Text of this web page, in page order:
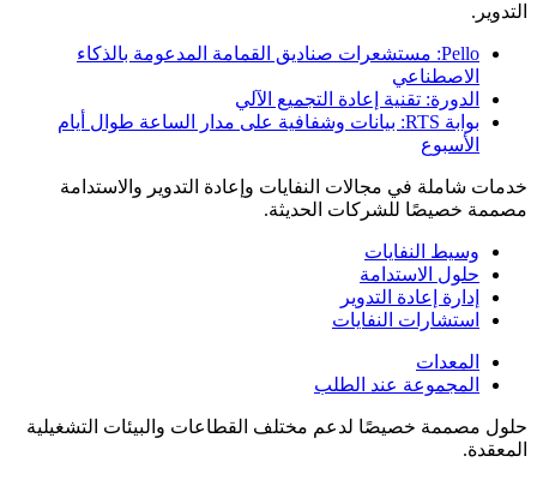
التدوير.
Pello: مستشعرات صناديق القمامة المدعومة بالذكاء
الاصطناعي
الدورة: تقنية إعادة التجميع الآلي
بوابة RTS: بيانات وشفافية على مدار الساعة طوال أيام
الأسبوع
خدمات شاملة في مجالات النفايات وإعادة التدوير والاستدامة
مصممة خصيصًا للشركات الحديثة.
وسيط النفايات
حلول الاستدامة
إدارة إعادة التدوير
استشارات النفايات
المعدات
المجموعة عند الطلب
حلول مصممة خصيصًا لدعم مختلف القطاعات والبيئات التشغيلية
المعقدة.